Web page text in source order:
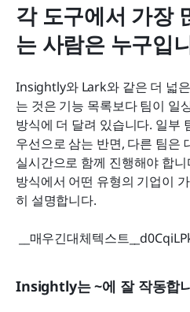
각 도구에서 가장
는 사람은 누구입
Insightly와 Lark와 같은 더 넓
는 것은 기능 목록보다 팀이 일
방식에 더 달려 있습니다. 일부
우선으로 삼는 반면, 다른 팀은
실시간으로 함께 진행해야 합
방식에서 어떤 유형의 기업이
히 설명합니다.
__매우긴대체텍스트
Insightly는 ~에 잘 작동합